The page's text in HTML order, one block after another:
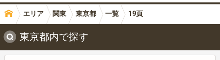
エリア 関東 東京都 一覧 19頁
東京都内で探す